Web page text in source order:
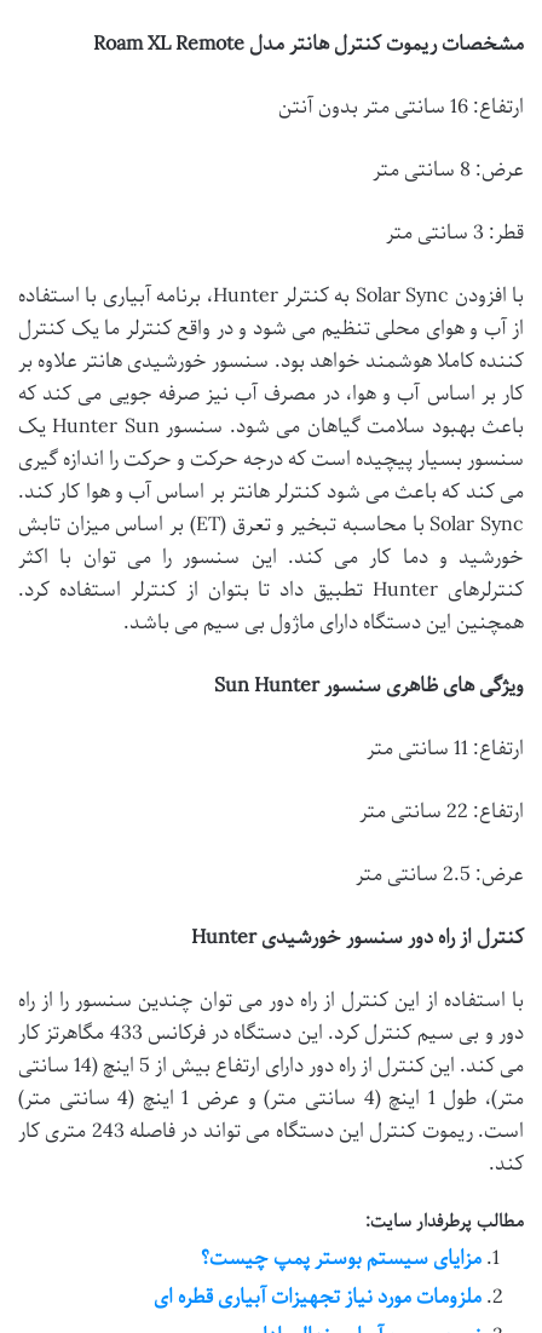
مشخصات ریموت کنترل هانتر مدل Roam XL Remote
ارتفاع: 16 سانتی متر بدون آنتن
عرض: 8 سانتی متر
قطر: 3 سانتی متر
با افزودن Solar Sync به کنترلر Hunter، برنامه آبیاری با استفاده
از آب و هوای محلی تنظیم می شود و در واقع کنترلر ما یک کنترل
کننده کاملا هوشمند خواهد بود. سنسور خورشیدی هانتر علاوه بر
کار بر اساس آب و هوا، در مصرف آب نیز صرفه جویی می کند که
باعث بهبود سلامت گیاهان می شود. سنسور Hunter Sun یک
سنسور بسیار پیچیده است که درجه حرکت و حرکت را اندازه گیری
می کند که باعث می شود کنترلر هانتر بر اساس آب و هوا کار کند.
Solar Sync با محاسبه تبخیر و تعرق (ET) بر اساس میزان تابش
خورشید و دما کار می کند. این سنسور را می توان با اکثر
کنترلرهای Hunter تطبیق داد تا بتوان از کنترلر استفاده کرد.
همچنین این دستگاه دارای ماژول بی سیم می باشد.
ویژگی های ظاهری سنسور Sun Hunter
ارتفاع: 11 سانتی متر
ارتفاع: 22 سانتی متر
عرض: 2.5 سانتی متر
کنترل از راه دور سنسور خورشیدی Hunter
با استفاده از این کنترل از راه دور می توان چندین سنسور را از راه
دور و بی سیم کنترل کرد. این دستگاه در فرکانس 433 مگاهرتز کار
می کند. این کنترل از راه دور دارای ارتفاع بیش از 5 اینچ (14 سانتی
متر)، طول 1 اینچ (4 سانتی متر) و عرض 1 اینچ (4 سانتی متر)
است. ریموت کنترل این دستگاه می تواند در فاصله 243 متری کار
کند.
مطالب پرطرفدار سایت:
مزایای سیستم بوستر پمپ چیست؟
ملزومات مورد نیاز تجهیزات آبیاری قطره ای